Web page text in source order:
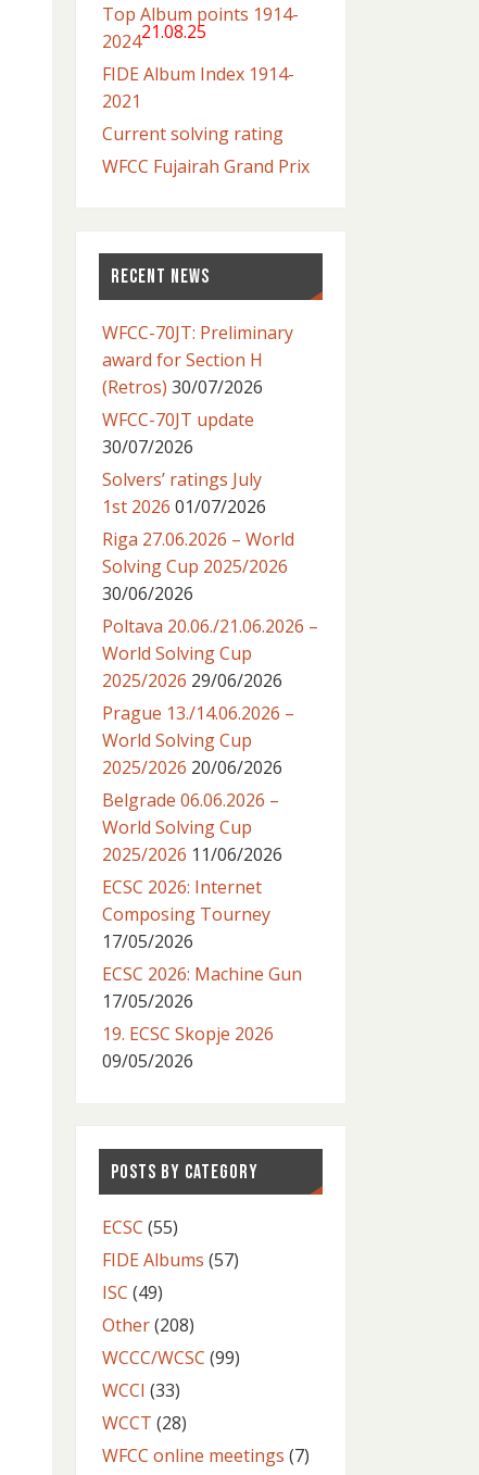
Top Album points 1914-
202421.08.25
FIDE Album Index 1914-
2021
Current solving rating
WFCC Fujairah Grand Prix
RECENT NEWS
WFCC-70JT: Preliminary
award for Section H
(Retros) 30/07/2026
WFCC-70JT update
30/07/2026
Solvers’ ratings July
1st 2026 01/07/2026
Riga 27.06.2026 – World
Solving Cup 2025/2026
30/06/2026
Poltava 20.06./21.06.2026 –
World Solving Cup
2025/2026 29/06/2026
Prague 13./14.06.2026 –
World Solving Cup
2025/2026 20/06/2026
Belgrade 06.06.2026 –
World Solving Cup
2025/2026 11/06/2026
ECSC 2026: Internet
Composing Tourney
17/05/2026
ECSC 2026: Machine Gun
17/05/2026
19. ECSC Skopje 2026
09/05/2026
POSTS BY CATEGORY
ECSC (55)
FIDE Albums (57)
ISC (49)
Other(208)
WCCC/WCSC (99)
WCCI (33)
WCCT (28)
WFCC online meetings (7)